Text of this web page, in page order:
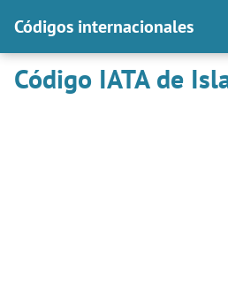
Códigos internacionales
Código IATA de